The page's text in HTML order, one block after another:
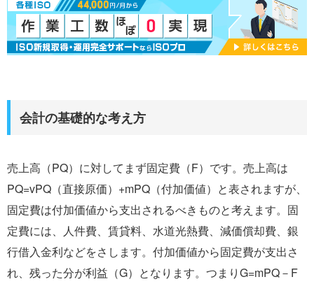
会計の基礎的な考え方
売上高（PQ）に対してまず固定費（F）です。売上高は
PQ=vPQ（直接原価）+mPQ（付加価値）と表されますが、
固定費は付加価値から支出されるべきものと考えます。固
定費には、人件費、賃貸料、水道光熱費、減価償却費、銀
行借入金利などをさします。付加価値から固定費が支出さ
れ、残った分が利益（G）となります。つまりG=mPQ－F